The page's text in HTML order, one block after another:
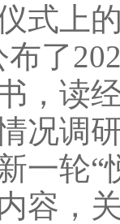
上的
了
，读
况调
一轮“
容，